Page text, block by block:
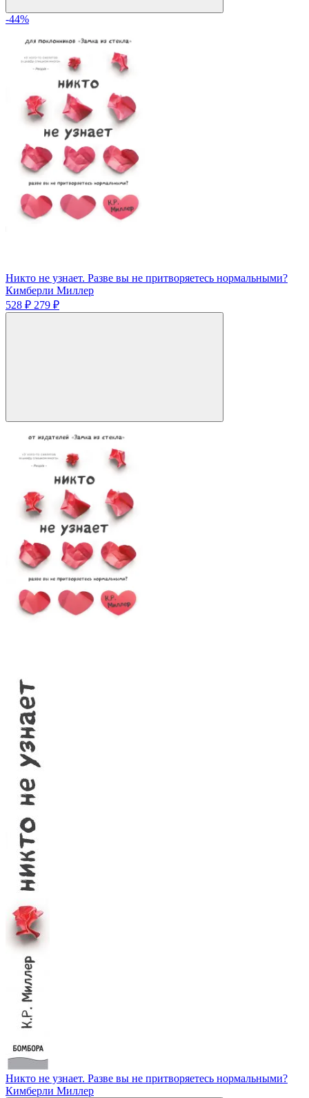
-44%
Никто не узнает. Разве вы не притворяетесь нормальными?
Кимберли Миллер
528 ₽ 279 ₽
Никто не узнает. Разве вы не притворяетесь нормальными?
Кимберли Миллер